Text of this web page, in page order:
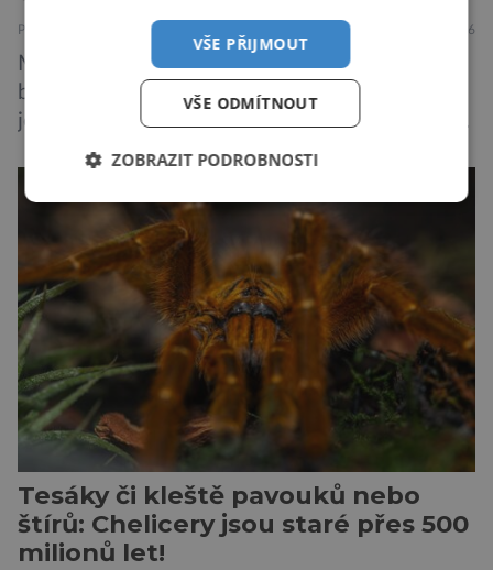
PŘÍRODA 5.8.2026
Medojed kapský je lasicovitá šelma, kterou
bychom velikostí mohli přirovnat k českému
jezevci. Je extrémně nebojácná, ostatně bývá
označována za nejodvážnější zvíře vůbec. V
Guinnessovy knihy rekordů. Navzdory svému
názvu nežije pouze v jižní Africe, ale domovem
je mu valná část černého kontinentu a
vyskytuje se rovněž v oblastech […]
Tesáky či kleště pavouků nebo
štírů: Chelicery jsou staré přes 500
milionů let!
VŠE PŘIJMOUT
VŠE ODMÍTNOUT
ZOBRAZIT PODROBNOSTI